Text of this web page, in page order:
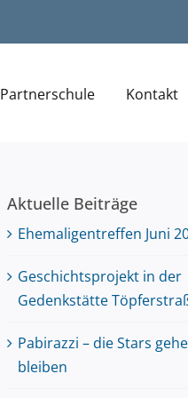
Partnerschule Kontakt
Aktuelle Beiträge
Ehemaligentreffen Juni
Geschichtsprojekt in der
Gedenkstätte
Pabirazzi – die Stars
bleiben